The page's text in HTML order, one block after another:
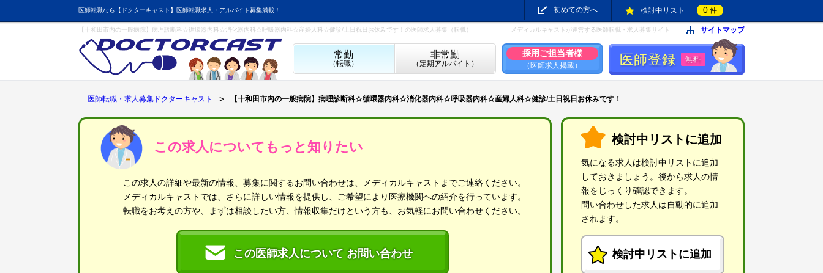
医師転職なら【ドクターキャスト】医師転職求人・アルバイト募集満載！ 初めての方へ 検討中リスト 0 件
【十和田市内の一般病院】病理診断科☆循環器内科☆消化器内科☆呼吸器内科☆産婦人科☆健診/土日祝日お休みです！の医師求人募集（転職） メディカルキャストが運営する医師転職・求人募集サイト サイトマップ
常勤
（転職）
非常勤
（定期アルバイト）
採用ご担当者様
（医師求人掲載） 医師登録 無料
医師転職・求人募集ドクターキャスト 【十和田市内の一般病院】病理診断科☆循環器内科☆消化器内科☆呼吸器内科☆産婦人科☆健診/土日祝日お休みです！
この求人についてもっと知りたい
この求人の詳細や最新の情報、募集に関するお問い合わせは、メディカルキャストまでご連絡ください。
メディカルキャストでは、さらに詳しい情報を提供し、ご希望により医療機関への紹介を行っています。
転職をお考えの方や、まずは相談したい方、情報収集だけという方も、お気軽にお問い合わせください。
この医師求人について お問い合わせ
検討中リストに追加
気になる求人は検討中リストに追加
しておきましょう。後から求人の情
報をじっくり確認できます。
問い合わせした求人は自動的に追加
されます。
検討中リストに追加